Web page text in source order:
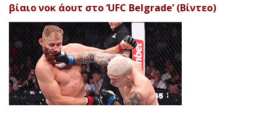
βίαιο νοκ άουτ στο ‘UFC Belgrade’ (Βίντεο)